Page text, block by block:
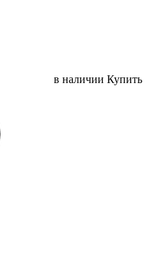
в наличии Купить